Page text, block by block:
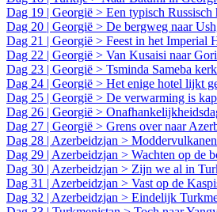
Dag 19 | Georgië > Een typisch Russisch
Dag 20 | Georgië > De bergweg naar
Dag 21 | Georgië > Feest in het Imperial
Dag 22 | Georgië > Van Kusaisi naar Gori
Dag 23 | Georgië > Tsminda Sameba
Dag 24 | Georgië > Het enige hotel lijkt
Dag 25 | Georgië > De verwarming is
Dag 26 | Georgië >
Dag 27 | Georgië > Grens over naar
Dag 28 | Azerbeidzjan >
Dag 29 | Azerbeidzjan > Wachten op de
Dag 30 | Azerbeidzjan > Zijn we al in
Dag 31 | Azerbeidzjan > Vast op de
Dag 32 | Azerbeidzjan > Eindelijk